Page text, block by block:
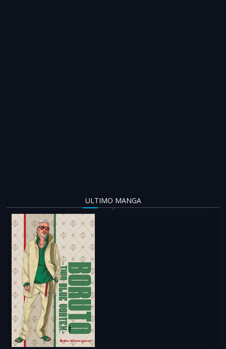
ULTIMO MANGA